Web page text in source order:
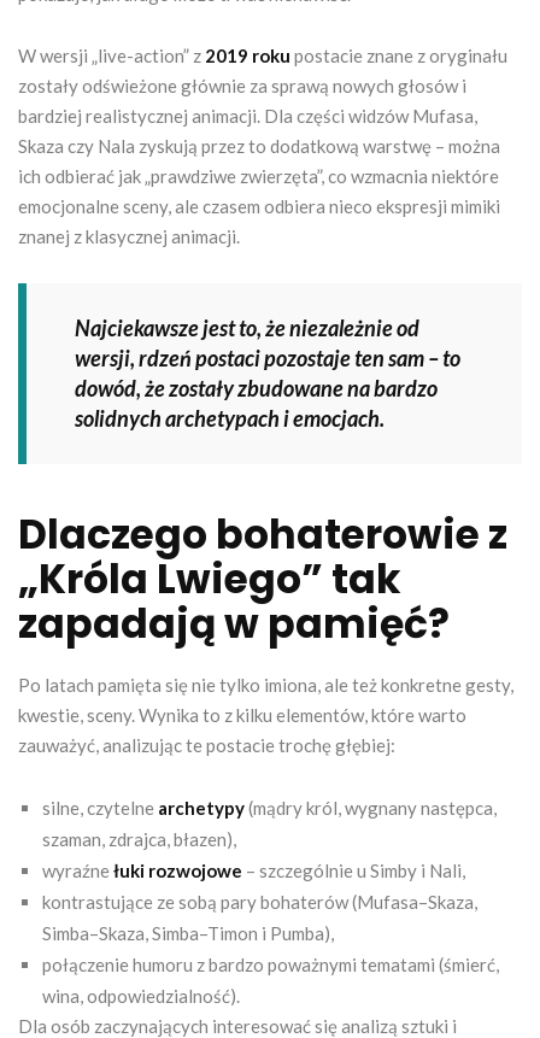
W wersji „live-action” z 2019 roku postacie znane z oryginału
zostały odświeżone głównie za sprawą nowych głosów i
bardziej realistycznej animacji. Dla części widzów Mufasa,
Skaza czy Nala zyskują przez to dodatkową warstwę – można
ich odbierać jak „prawdziwe zwierzęta”, co wzmacnia niektóre
emocjonalne sceny, ale czasem odbiera nieco ekspresji mimiki
znanej z klasycznej animacji.
Najciekawsze jest to, że niezależnie od
wersji, rdzeń postaci pozostaje ten sam – to
dowód, że zostały zbudowane na bardzo
solidnych archetypach i emocjach.
Dlaczego bohaterowie z
„Króla Lwiego” tak
zapadają w pamięć?
Po latach pamięta się nie tylko imiona, ale też konkretne gesty,
kwestie, sceny. Wynika to z kilku elementów, które warto
zauważyć, analizując te postacie trochę głębiej:
silne, czytelne archetypy(mądry król, wygnany następca,
szaman, zdrajca, błazen),
wyraźnełuki rozwojowe – szczególnie u Simby i Nali,
kontrastujące ze sobą pary bohaterów (Mufasa–Skaza,
Simba–Skaza, Simba–Timon i Pumba),
połączenie humoru z bardzo poważnymi tematami (śmierć,
wina, odpowiedzialność).
Dla osób zaczynających interesować się analizą sztuki i